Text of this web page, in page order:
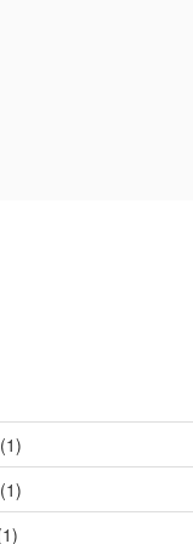
(1)
(1)